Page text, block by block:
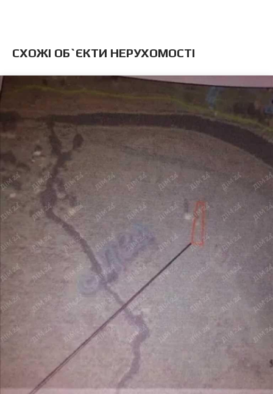
CХОЖІ ОБ`ЄКТИ НЕРУХОМОСТІ